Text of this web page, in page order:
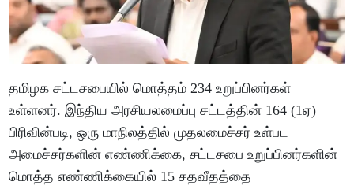
தமிழக சட்டசபையில் மொத்தம் 234 உறுப்பினர்கள்
உள்ளனர். இந்திய அரசியலமைப்பு சட்டத்தின் 164 (1ஏ)
பிரிவின்படி, ஒரு மாநிலத்தில் முதலமைச்சர் உள்பட
அமைச்சர்களின் எண்ணிக்கை, சட்டசபை உறுப்பினர்களின்
மொத்த எண்ணிக்கையில் 15 சதவீதத்தை